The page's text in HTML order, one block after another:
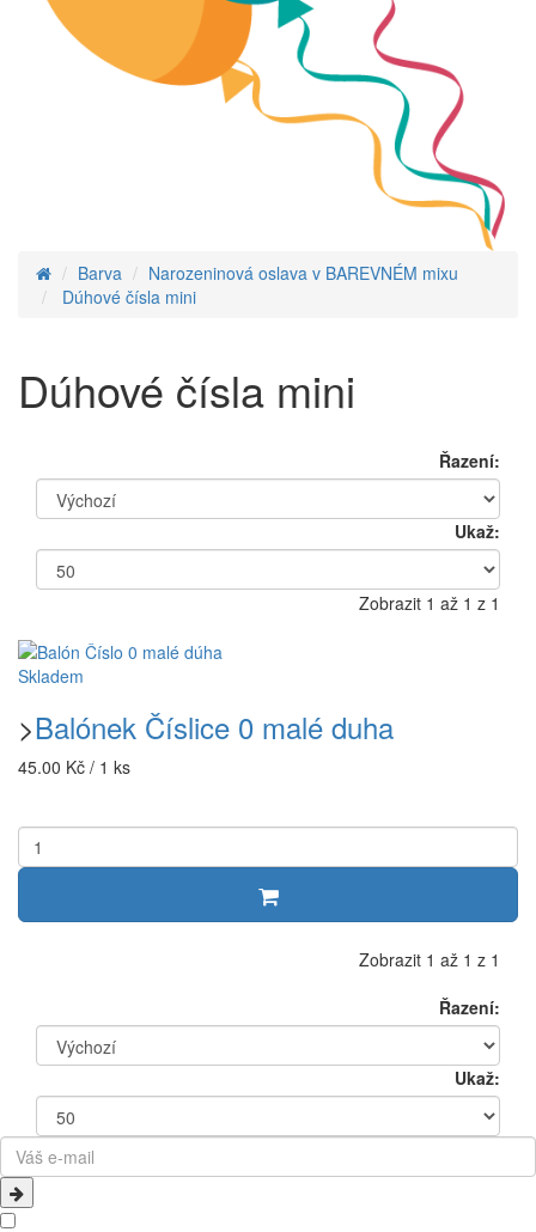
Barva
Narozeninová oslava v BAREVNÉM mixu
Dúhové čísla mini
Dúhové čísla mini
Řazení:
Ukaž:
Zobrazit 1 až 1 z 1
Skladem
>Balónek Číslice 0 malé duha
45.00 Kč / 1 ks
Zobrazit 1 až 1 z 1
Řazení:
Ukaž: